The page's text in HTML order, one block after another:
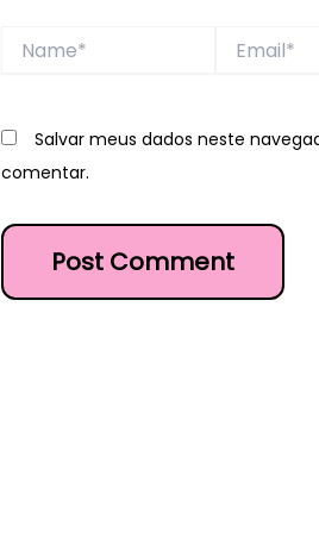
Salvar meus dados neste
comentar.